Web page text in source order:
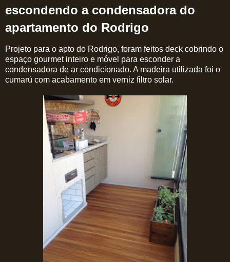
escondendo a condensadora do
apartamento do Rodrigo
Projeto para o apto do Rodrigo, foram feitos deck cobrindo o
espaço gourmet inteiro e móvel para esconder a
condensadora de ar condicionado. A madeira utilizada foi o
cumarú com acabamento em verniz filtro solar.